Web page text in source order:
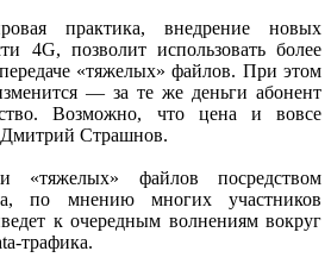
практика, внедрение новых
4G, позволит использовать более
«тяжелых» файлов. При этом
— за те же деньги абонент
Возможно, что цена и вовсе
Дмитрий Страшнов.
«тяжелых» файлов посредством
по мнению многих участников
к очередным волнениям вокруг
трафика.